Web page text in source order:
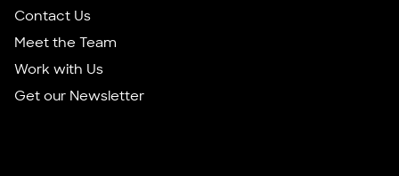
Contact Us
Meet the Team
Work with Us
Get our Newsletter